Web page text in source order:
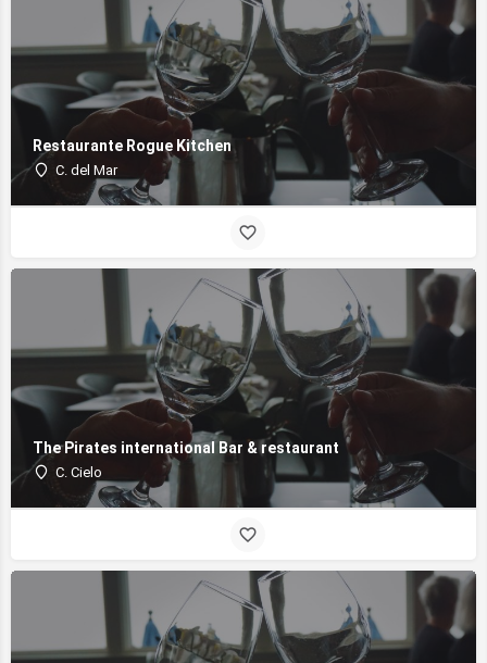
Restaurante Rogue Kitchen
C. del Mar
The Pirates international Bar & restaurant
C. Cielo